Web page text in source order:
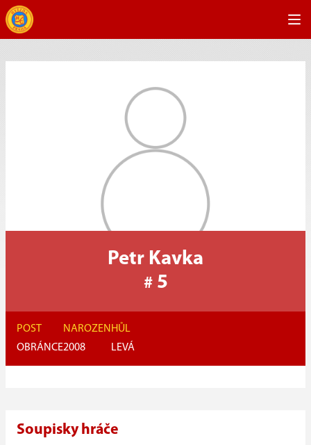
Petr Kavka
# 5
POST
OBRÁNCE
NAROZEN
2008
HŮL
LEVÁ
Soupisky hráče